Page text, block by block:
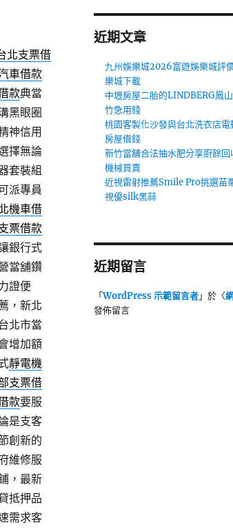
北支票借
車借款
款典當
黑眼圈
神信用
擇無論
套裝組
派專員
機車借
票借款
銀行式
當舖鑽
證便
，新北
北市當
增加額
靜電機
支票借
款要服
是支客
創新的
維修服
，最新
抵押品
需求客
近期文章
九州娛樂城2026富遊娛樂城評
樂城下載
中壢房屋二胎的LINDBERG鳳
竹急用錢
桃園客製化沙發與台北洗衣店
房屋借錢
新竹當舖合法抽水肥分享廚餘
機械買賣
近視雷射推薦Smile Pro挑選苗
視優silk黑蒜
近期留言
「WordPress 示範留言者」於〈
發佈留言